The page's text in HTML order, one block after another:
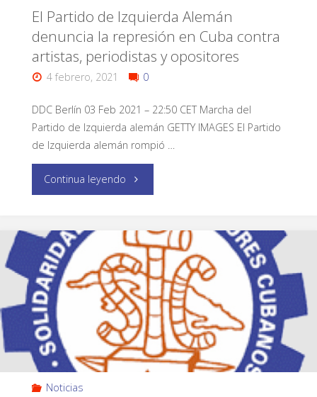
El Partido de Izquierda Alemán
denuncia la represión en Cuba contra
artistas, periodistas y opositores
4 febrero, 2021 0
DDC Berlín 03 Feb 2021 – 22:50 CET Marcha del
Partido de Izquierda alemán GETTY IMAGES El Partido
de Izquierda alemán rompió …
Continua leyendo
Noticias